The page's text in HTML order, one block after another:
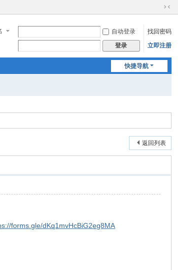
切
到
窄
自动登录
找回密码
登录 立即注册
快捷导航
返回列表
forms.gle/dKq1mvHcBiG2eg8MA